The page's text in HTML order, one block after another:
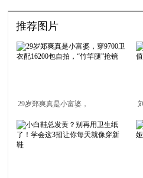
推荐图片
29岁郑爽真是小富婆，
穿9700卫衣配16200包
自拍，“竹竿腿”抢镜